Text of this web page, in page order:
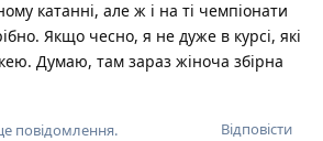
катанні, але ж і на ті чемпіонати
Якщо чесно, я не дуже в курсі, які
Думаю, там зараз жіноча збірна
Відповісти
повідомлення.